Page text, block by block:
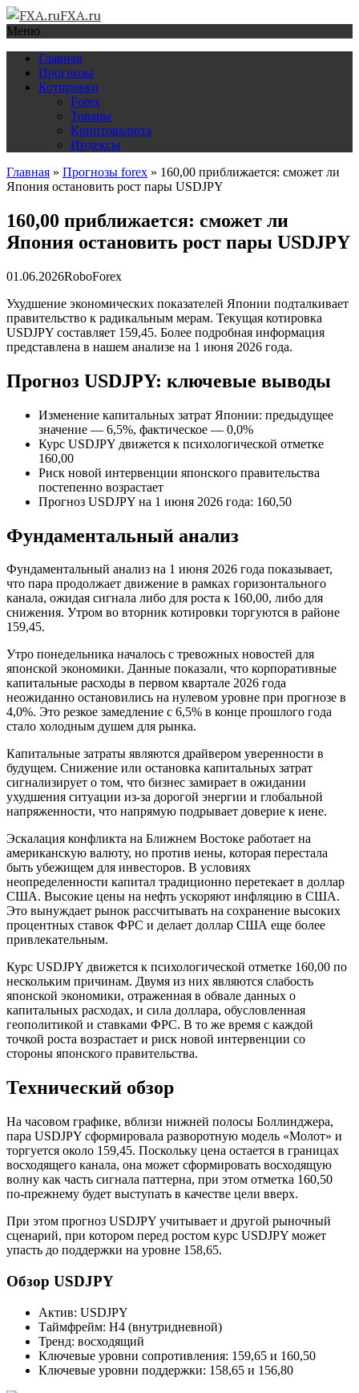
FXA.ru
Меню
Главная
Прогнозы
Котировки
Forex
Товары
Криптовалюта
Индексы
Главная » Прогнозы forex » 160,00 приближается: сможет ли
Япония остановить рост пары USDJPY
160,00 приближается: сможет ли
Япония остановить рост пары USDJPY
01.06.2026RoboForex
Ухудшение экономических показателей Японии подталкивает
правительство к радикальным мерам. Текущая котировка
USDJPY составляет 159,45. Более подробная информация
представлена в нашем анализе на 1 июня 2026 года.
Прогноз USDJPY: ключевые выводы
Изменение капитальных затрат Японии: предыдущее
значение — 6,5%, фактическое — 0,0%
Курс USDJPY движется к психологической отметке
160,00
Риск новой интервенции японского правительства
постепенно возрастает
Прогноз USDJPY на 1 июня 2026 года: 160,50
Фундаментальный анализ
Фундаментальный анализ на 1 июня 2026 года показывает,
что пара продолжает движение в рамках горизонтального
канала, ожидая сигнала либо для роста к 160,00, либо для
снижения. Утром во вторник котировки торгуются в районе
159,45.
Утро понедельника началось с тревожных новостей для
японской экономики. Данные показали, что корпоративные
капитальные расходы в первом квартале 2026 года
неожиданно остановились на нулевом уровне при прогнозе в
4,0%. Это резкое замедление с 6,5% в конце прошлого года
стало холодным душем для рынка.
Капитальные затраты являются драйвером уверенности в
будущем. Снижение или остановка капитальных затрат
сигнализирует о том, что бизнес замирает в ожидании
ухудшения ситуации из-за дорогой энергии и глобальной
напряженности, что напрямую подрывает доверие к иене.
Эскалация конфликта на Ближнем Востоке работает на
американскую валюту, но против иены, которая перестала
быть убежищем для инвесторов. В условиях
неопределенности капитал традиционно перетекает в доллар
США. Высокие цены на нефть ускоряют инфляцию в США.
Это вынуждает рынок рассчитывать на сохранение высоких
процентных ставок ФРС и делает доллар США еще более
привлекательным.
Курс USDJPY движется к психологической отметке 160,00 по
нескольким причинам. Двумя из них являются слабость
японской экономики, отраженная в обвале данных о
капитальных расходах, и сила доллара, обусловленная
геополитикой и ставками ФРС. В то же время с каждой
точкой роста возрастает и риск новой интервенции со
стороны японского правительства.
Технический обзор
На часовом графике, вблизи нижней полосы Боллинджера,
пара USDJPY сформировала разворотную модель «Молот» и
торгуется около 159,45. Поскольку цена остается в границах
восходящего канала, она может сформировать восходящую
волну как часть сигнала паттерна, при этом отметка 160,50
по-прежнему будет выступать в качестве цели вверх.
При этом прогноз USDJPY учитывает и другой рыночный
сценарий, при котором перед ростом курс USDJPY может
упасть до поддержки на уровне 158,65.
Обзор USDJPY
Актив: USDJPY
Таймфрейм: H4 (внутридневной)
Тренд: восходящий
Ключевые уровни сопротивления: 159,65 и 160,50
Ключевые уровни поддержки: 158,65 и 156,80